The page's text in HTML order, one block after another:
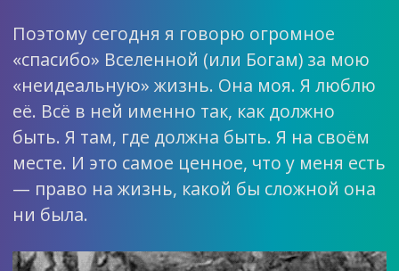
Поэтому сегодня я говорю огромное
«спасибо» Вселенной (или Богам) за мою
«неидеальную» жизнь. Она моя. Я люблю
её. Всё в ней именно так, как должно
быть. Я там, где должна быть. Я на своём
месте. И это самое ценное, что у меня есть
— право на жизнь, какой бы сложной она
ни была.